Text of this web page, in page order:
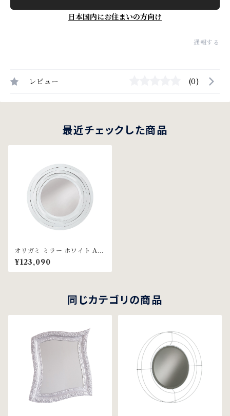
日本国内にお住まいの方向け
通報する
レビュー (0)
最近チェックした商品
オリガミ ミラー ホワイト Arti
& Mestieri社
¥123,090
同じカテゴリの商品